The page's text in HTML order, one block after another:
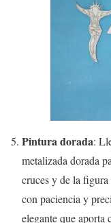
Pintura dorada:
metalizada dorada
cruces y de la
con paciencia y
elegante que